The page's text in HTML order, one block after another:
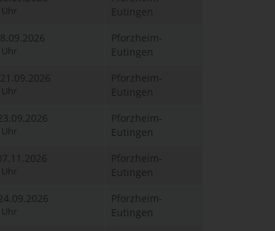
Uhr
Eutingen
Uhr
Pforzheim-
Eutingen
Uhr
Pforzheim-
Eutingen
Uhr
Pforzheim-
Eutingen
Uhr
Pforzheim-
Eutingen
Uhr
Pforzheim-
Eutingen